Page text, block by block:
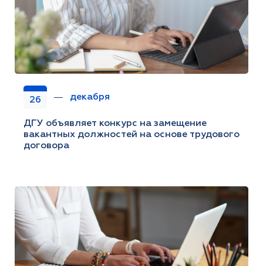
26 декабря
ДГУ объявляет конкурс на замещение
вакантных должностей на основе трудового
договора